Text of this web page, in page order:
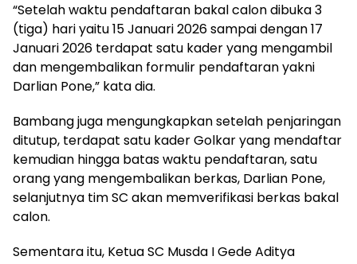
“Setelah waktu pendaftaran bakal calon dibuka 3
(tiga) hari yaitu 15 Januari 2026 sampai dengan 17
Januari 2026 terdapat satu kader yang mengambil
dan mengembalikan formulir pendaftaran yakni
Darlian Pone,” kata dia.
Bambang juga mengungkapkan setelah penjaringan
ditutup, terdapat satu kader Golkar yang mendaftar
kemudian hingga batas waktu pendaftaran, satu
orang yang mengembalikan berkas, Darlian Pone,
selanjutnya tim SC akan memverifikasi berkas bakal
calon.
Sementara itu, Ketua SC Musda I Gede Aditya